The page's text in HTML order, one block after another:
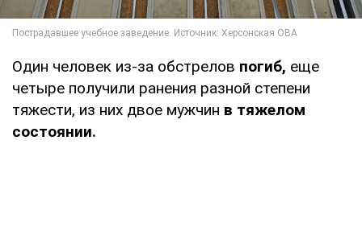
Один человек из-за обстрелов погиб, еще
четыре получили ранения разной степени
тяжести, из них двое мужчин в тяжелом
состоянии.